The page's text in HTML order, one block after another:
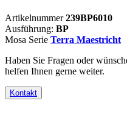
Artikelnummer239BP6010
Ausführung: BP
Mosa Serie Terra Maestricht
Haben Sie Fragen oder
helfen Ihnen gerne weiter.
Kontakt